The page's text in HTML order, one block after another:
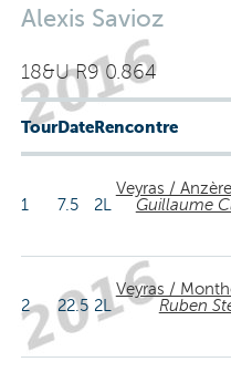
Alexis Savioz
18&U R9 0.864
TourDateRencontre
1 7.5 2L
Veyras /
Guillaume
2 22.5 2L
Veyras /
Ruben